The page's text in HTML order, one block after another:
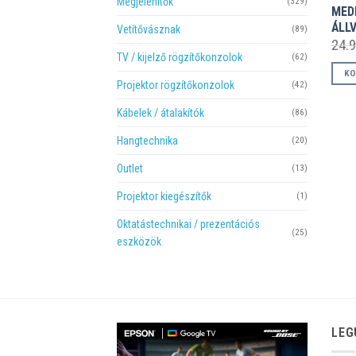
Vetítővásznak (89)
TV / kijelző rögzítőkonzolok (62)
Projektor rögzítőkonzolok (42)
Kábelek / átalakítók (86)
Hangtechnika (20)
Outlet (13)
Projektor kiegészítők (1)
Oktatástechnikai / prezentációs
eszközök
(25)